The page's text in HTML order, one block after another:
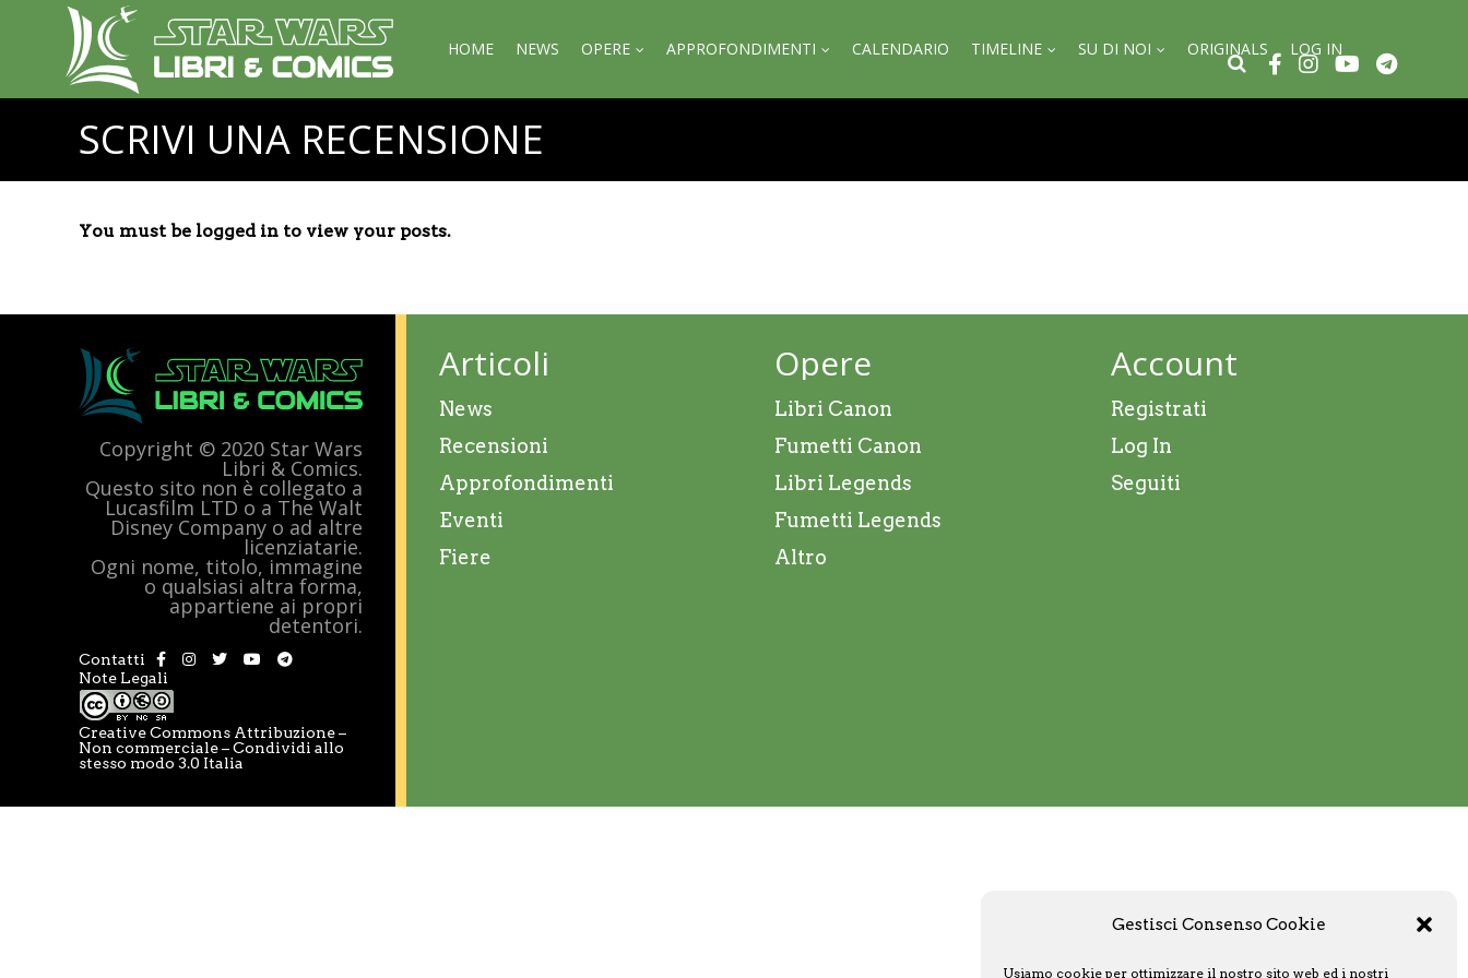
Gestisci Consenso Cookie
Usiamo cookie per ottimizzare il nostro sito web ed i nostri
HOME NEWS OPERE APPROFONDIMENTI CALENDARIO TIMELINE SU DI NOI ORIGINALS LOG IN
SCRIVI UNA RECENSIONE
You must be logged in to view your posts.
Copyright © 2020 Star Wars
Libri & Comics.
Questo sito non è collegato a
Lucasfilm LTD o a The Walt
Disney Company o ad altre
licenziatarie.
Ogni nome, titolo, immagine
o qualsiasi altra forma,
appartiene ai propri
detentori.
Contatti
Note Legali
Creative Commons Attribuzione –
Non commerciale – Condividi allo
stesso modo 3.0 Italia
Articoli
News
Recensioni
Approfondimenti
Eventi
Fiere
Opere
Libri Canon
Fumetti Canon
Libri Legends
Fumetti Legends
Altro
Account
Registrati
Log In
Seguiti